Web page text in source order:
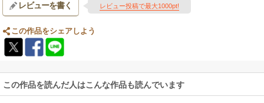
レビューを書く レビュー投稿で最大1000pt!
この作品をシェアしよう
この作品を読んだ人はこんな作品も読んでいます